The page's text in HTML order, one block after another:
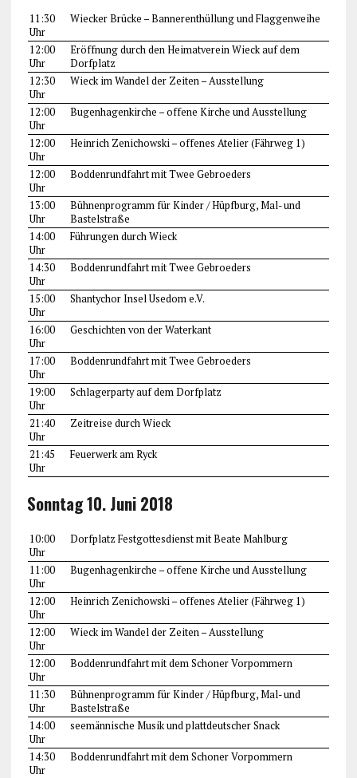
11:30
Uhr
Wiecker Brücke – Bannerenthüllung und Flaggenweihe
12:00
Uhr
Eröffnung durch den Heimatverein Wieck auf dem
Dorfplatz
12:30
Uhr
Wieck im Wandel der Zeiten – Ausstellung
12:00
Uhr
Bugenhagenkirche – offene Kirche und Ausstellung
12:00
Uhr
Heinrich Zenichowski – offenes Atelier (Fährweg 1)
12:00
Uhr
Boddenrundfahrt mit Twee Gebroeders
13:00
Uhr
Bühnenprogramm für Kinder / Hüpfburg, Mal- und
Bastelstraße
14:00
Uhr
Führungen durch Wieck
14:30
Uhr
Boddenrundfahrt mit Twee Gebroeders
15:00
Uhr
Shantychor Insel Usedom e.V.
16:00
Uhr
Geschichten von der Waterkant
17:00
Uhr
Boddenrundfahrt mit Twee Gebroeders
19:00
Uhr
Schlagerparty auf dem Dorfplatz
21:40
Uhr
Zeitreise durch Wieck
21:45
Uhr
Feuerwerk am Ryck
Sonntag 10. Juni 2018
10:00
Uhr
Dorfplatz Festgottesdienst mit Beate Mahlburg
11:00
Uhr
Bugenhagenkirche – offene Kirche und Ausstellung
12:00
Uhr
Heinrich Zenichowski – offenes Atelier (Fährweg 1)
12:00
Uhr
Wieck im Wandel der Zeiten – Ausstellung
12:00
Uhr
Boddenrundfahrt mit dem Schoner Vorpommern
11:30
Uhr
Bühnenprogramm für Kinder / Hüpfburg, Mal- und
Bastelstraße
14:00
Uhr
seemännische Musik und plattdeutscher Snack
14:30
Uhr
Boddenrundfahrt mit dem Schoner Vorpommern